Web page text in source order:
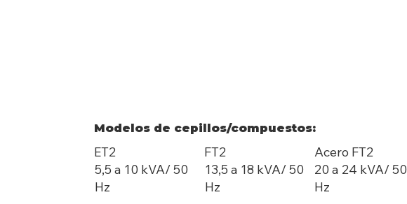
Modelos de cepillos/compuestos:
ET2
5,5 a 10 kVA/ 50
Hz
FT2
13,5 a 18 kVA/ 50
Hz
Acero FT2
20 a 24 kVA/ 50
Hz